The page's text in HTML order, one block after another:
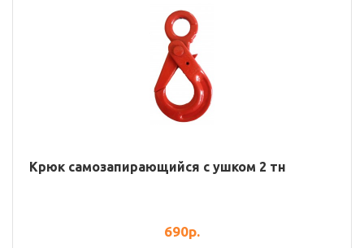
Крюк самозапирающийся с ушком 2 тн
690р.